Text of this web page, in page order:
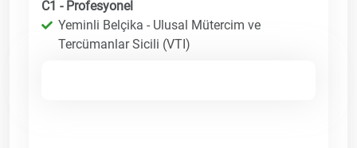
C1 - Profesyonel
Yeminli Belçika - Ulusal Mütercim ve
Tercümanlar Sicili (VTI)